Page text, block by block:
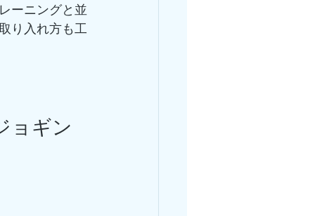
ーニングと並
り入れ方も工
ョギン